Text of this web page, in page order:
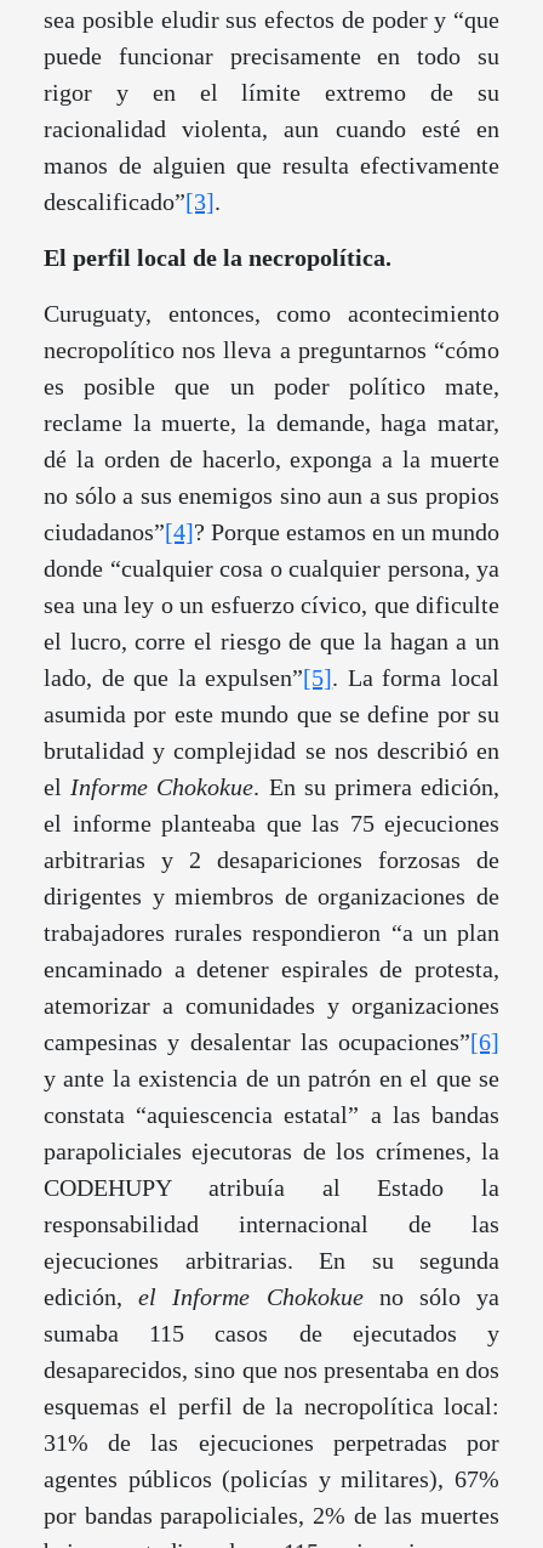
sea posible eludir sus efectos de poder y “que
puede funcionar precisamente en todo su
rigor y en el límite extremo de su
racionalidad violenta, aun cuando esté en
manos de alguien que resulta efectivamente
descalificado”[3].
El perfil local de la necropolítica.
Curuguaty, entonces, como acontecimiento
necropolítico nos lleva a preguntarnos “cómo
es posible que un poder político mate,
reclame la muerte, la demande, haga matar,
dé la orden de hacerlo, exponga a la muerte
no sólo a sus enemigos sino aun a sus propios
ciudadanos”[4]? Porque estamos en un mundo
donde “cualquier cosa o cualquier persona, ya
sea una ley o un esfuerzo cívico, que dificulte
el lucro, corre el riesgo de que la hagan a un
lado, de que la expulsen”[5]. La forma local
asumida por este mundo que se define por su
brutalidad y complejidad se nos describió en
el Informe Chokokue. En su primera edición,
el informe planteaba que las 75 ejecuciones
arbitrarias y 2 desapariciones forzosas de
dirigentes y miembros de organizaciones de
trabajadores rurales respondieron “a un plan
encaminado a detener espirales de protesta,
atemorizar a comunidades y organizaciones
campesinas y desalentar las ocupaciones”[6]
y ante la existencia de un patrón en el que se
constata “aquiescencia estatal” a las bandas
parapoliciales ejecutoras de los crímenes, la
CODEHUPY atribuía al Estado la
responsabilidad internacional de las
ejecuciones arbitrarias. En su segunda
edición,el Informe Chokokueno sólo ya
sumaba 115 casos de ejecutados y
desaparecidos, sino que nos presentaba en dos
esquemas el perfil de la necropolítica local:
31% de las ejecuciones perpetradas por
agentes públicos (policías y militares), 67%
por bandas parapoliciales, 2% de las muertes